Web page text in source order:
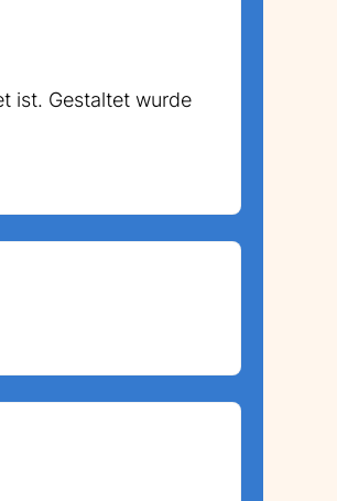
ist. Gestaltet wurde